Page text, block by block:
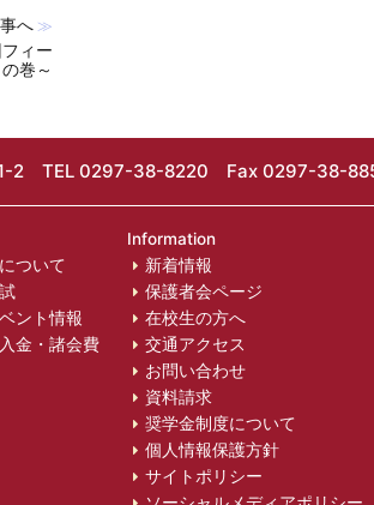
へ≫
ィー
巻～
2 TEL 0297-38-8220 Fax 0297-38-
ついて
ント情報
金・諸会費
Information
新着情報
保護者会ページ
在校生の方へ
交通アクセス
お問い合わせ
資料請求
奨学金制度について
個人情報保護方針
サイトポリシー